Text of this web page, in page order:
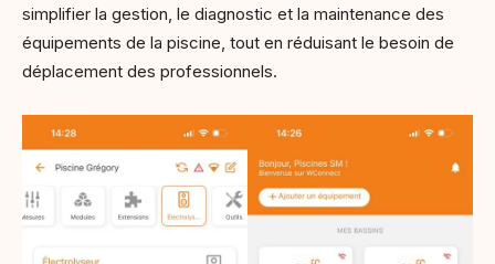
simplifier la gestion, le diagnostic et la maintenance des
équipements de la piscine, tout en réduisant le besoin de
déplacement des professionnels.